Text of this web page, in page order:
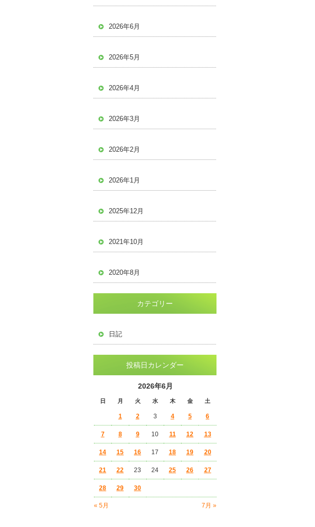
2026年6月
2026年5月
2026年4月
2026年3月
2026年2月
2026年1月
2025年12月
2021年10月
2020年8月
カテゴリー
日記
投稿日カレンダー
2026年6月
日 月 火 水 木 金 土
« 5月 7月 »
1 2 3 4 5 6
7 8 9 10 11 12 13
14 15 16 17 18 19 20
21 22 23 24 25 26 27
28 29 30